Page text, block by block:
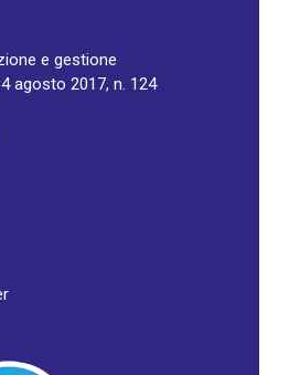
e gestione
agosto 2017, n. 124